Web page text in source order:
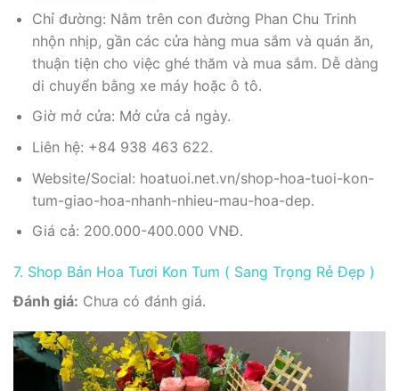
Chỉ đường: Nằm trên con đường Phan Chu Trinh
nhộn nhịp, gần các cửa hàng mua sắm và quán ăn,
thuận tiện cho việc ghé thăm và mua sắm. Dễ dàng
di chuyển bằng xe máy hoặc ô tô.
Giờ mở cửa: Mở cửa cả ngày.
Liên hệ: +84 938 463 622.
Website/Social: hoatuoi.net.vn/shop-hoa-tuoi-kon-
tum-giao-hoa-nhanh-nhieu-mau-hoa-dep.
Giá cả: 200.000-400.000 VNĐ.
7. Shop Bán Hoa Tươi Kon Tum ( Sang Trọng Rẻ Đẹp )
Đánh giá: Chưa có đánh giá.